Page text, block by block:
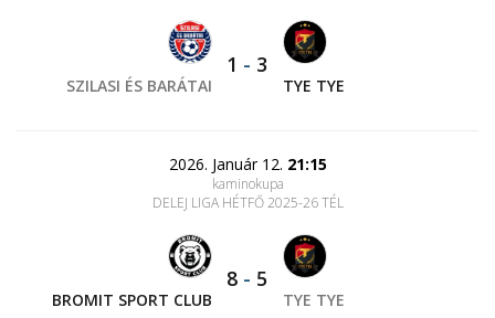
SZILASI ÉS BARÁTAI
1 - 3
TYE TYE
2026. Január 12. 21:15
kaminokupa
DELEJ LIGA HÉTFŐ 2025-26 TÉL
BROMIT SPORT CLUB
8 - 5
TYE TYE